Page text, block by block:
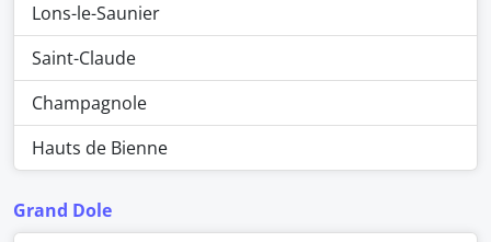
Lons-le-Saunier
Saint-Claude
Champagnole
Hauts de Bienne
Grand Dole